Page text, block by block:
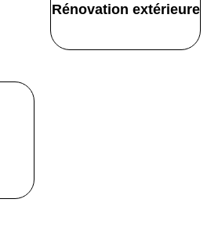
Rénovation extérieure